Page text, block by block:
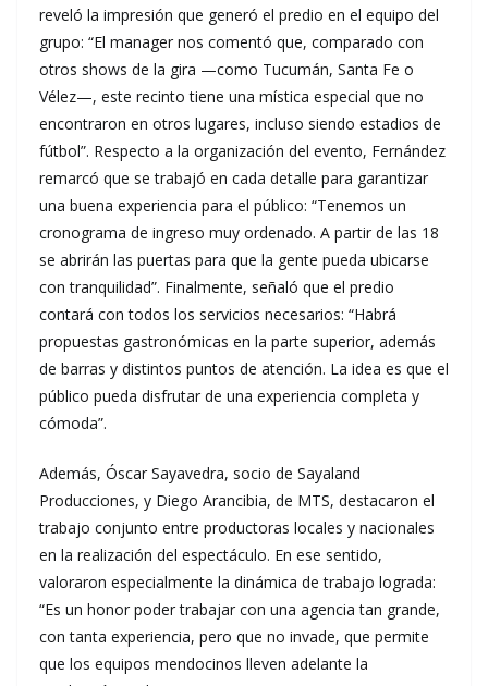
reveló la impresión que generó el predio en el equipo del
grupo: “El manager nos comentó que, comparado con
otros shows de la gira —como Tucumán, Santa Fe o
Vélez—, este recinto tiene una mística especial que no
encontraron en otros lugares, incluso siendo estadios de
fútbol”. Respecto a la organización del evento, Fernández
remarcó que se trabajó en cada detalle para garantizar
una buena experiencia para el público: “Tenemos un
cronograma de ingreso muy ordenado. A partir de las 18
se abrirán las puertas para que la gente pueda ubicarse
con tranquilidad”. Finalmente, señaló que el predio
contará con todos los servicios necesarios: “Habrá
propuestas gastronómicas en la parte superior, además
de barras y distintos puntos de atención. La idea es que el
público pueda disfrutar de una experiencia completa y
cómoda”.
Además, Óscar Sayavedra, socio de Sayaland
Producciones, y Diego Arancibia, de MTS, destacaron el
trabajo conjunto entre productoras locales y nacionales
en la realización del espectáculo. En ese sentido,
valoraron especialmente la dinámica de trabajo lograda:
“Es un honor poder trabajar con una agencia tan grande,
con tanta experiencia, pero que no invade, que permite
que los equipos mendocinos lleven adelante la